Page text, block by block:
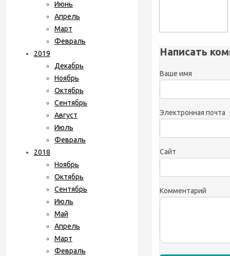
Июнь
Апрель
Март
Февраль
2019
Декабрь
Ноябрь
Октябрь
Сентябрь
Август
Июль
Февраль
2018
Ноябрь
Октябрь
Сентябрь
Июль
Май
Апрель
Март
Февраль
Написать
Ваше имя
Электронная почта
Сайт
Комментарий